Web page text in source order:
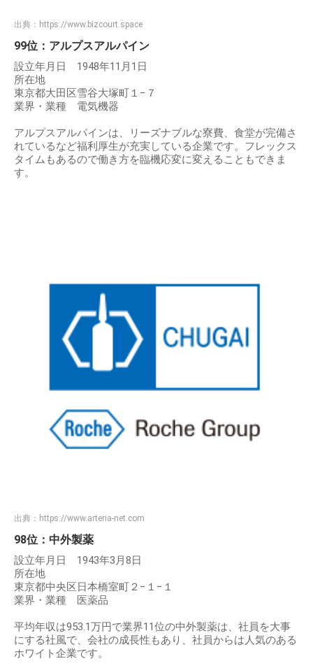
出典： https://www.bizcourt.space
99位：アルプスアルパイン
設立年月日 1948年11月1日
所在地
東京都大田区雪谷大塚町１−７
業界・業種 電気機器
アルプスアルパインは、リーズナブルな寮費、食堂が完備さ
れているなど福利厚生が充実している企業です。フレックス
タイムもあるので働き方を臨機応変に変えることもできま
す。
出典： https://www.arteria-net.com
98位：中外製薬
設立年月日 1943年3月8日
所在地
東京都中央区日本橋室町２−１−１
業界・業種 医薬品
平均年収は953.1万円で業界11位の中外製薬は、社員を大事
にする社風で、会社の成長性もあり、社員からは人気のある
ホワイト企業です。